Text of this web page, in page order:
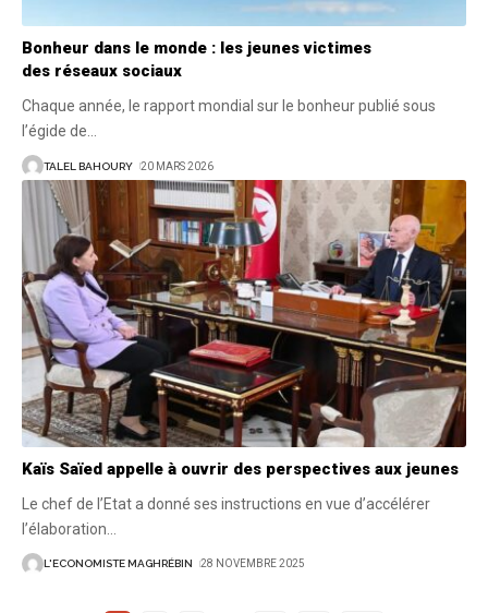
Bonheur dans le monde : les jeunes victimes
des réseaux sociaux
Chaque année, le rapport mondial sur le bonheur publié sous
l’égide de
TALEL BAHOURY 20 MARS 2026
Kaïs Saïed appelle à ouvrir des perspectives aux jeunes
Le chef de l’Etat a donné ses instructions en vue d’accélérer
l’élaboration
L'ECONOMISTE MAGHRÉBIN 28 NOVEMBRE 2025